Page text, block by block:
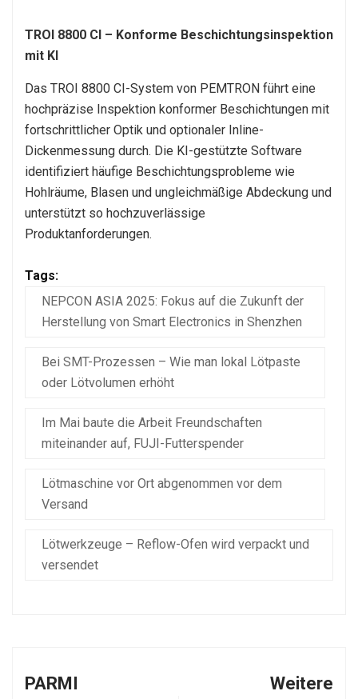
TROI 8800 CI – Konforme Beschichtungsinspektion
mit KI
Das TROI 8800 CI-System von PEMTRON führt eine
hochpräzise Inspektion konformer Beschichtungen mit
fortschrittlicher Optik und optionaler Inline-
Dickenmessung durch. Die KI-gestützte Software
identifiziert häufige Beschichtungsprobleme wie
Hohlräume, Blasen und ungleichmäßige Abdeckung und
unterstützt so hochzuverlässige
Produktanforderungen.
Tags:
NEPCON ASIA 2025: Fokus auf die Zukunft der
Herstellung von Smart Electronics in Shenzhen
Bei SMT-Prozessen – Wie man lokal Lötpaste
oder Lötvolumen erhöht
Im Mai baute die Arbeit Freundschaften
miteinander auf, FUJI-Futterspender
Lötmaschine vor Ort abgenommen vor dem
Versand
Lötwerkzeuge – Reflow-Ofen wird verpackt und
versendet
PARMI
Weitere